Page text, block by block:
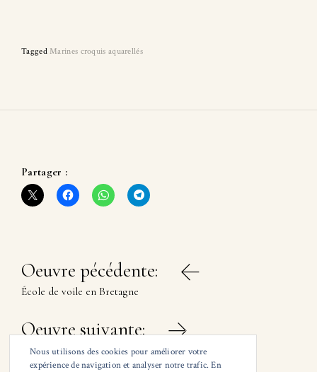
TaggedMarines croquis aquarellés
Partager :
Navigation
de
l’article
Oeuvre pécédente:
École de voile en Bretagne
Oeuvre suivante:
Lège-Cap-Ferret – Petit Piquey
Nous utilisons des cookies pour améliorer votre
expérience de navigation et analyser notre trafic. En